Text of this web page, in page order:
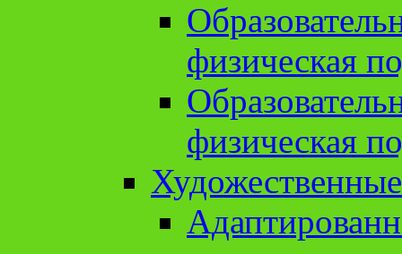
физическая
физическая
Художественные